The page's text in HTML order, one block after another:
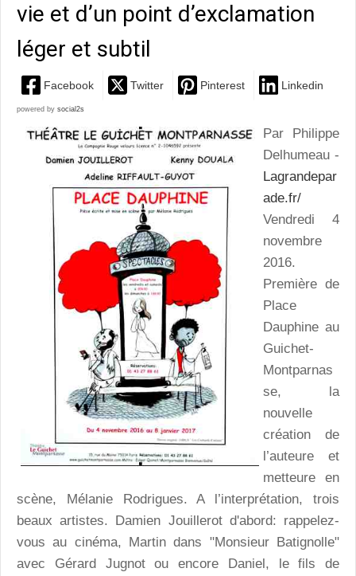
vie et d’un point d’exclamation
léger et subtil
Facebook Twitter Pinterest Linkedin
powered by social2s
Par Philippe
Delhumeau -
Lagrandepar
ade.fr/
Vendredi 4
novembre
2016.
Première de
Place
Dauphine au
Guichet-
Montparnas
se, la
nouvelle
création de
l’auteure et
metteure en
scène, Mélanie Rodrigues. A l’interprétation, trois
beaux artistes. Damien Jouillerot d'abord: rappelez-
vous au cinéma, Martin dans "Monsieur Batignolle"
avec Gérard Jugnot ou encore Daniel, le fils de